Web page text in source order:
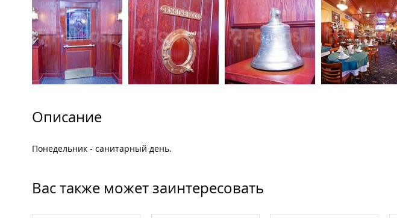
Описание
Понедельник - санитарный день.
Вас также может заинтересовать